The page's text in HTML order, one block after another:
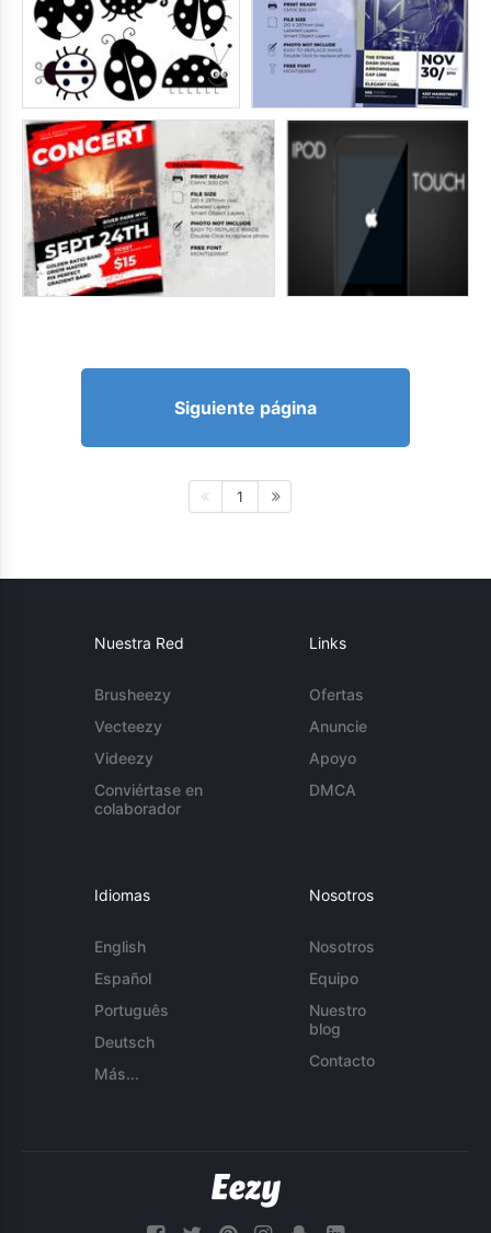
Siguiente página
1
Nuestra Red
Brusheezy
Vecteezy
Videezy
Conviértase en
colaborador
Links
Ofertas
Anuncie
Apoyo
DMCA
Idiomas
English
Español
Português
Deutsch
Más...
Nosotros
Nosotros
Equipo
Nuestro
blog
Contacto